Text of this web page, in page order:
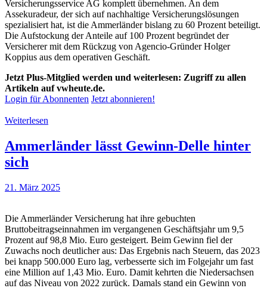
Versicherungsservice AG komplett übernehmen. An dem
Assekuradeur, der sich auf nachhaltige Versicherungslösungen
spezialisiert hat, ist die Ammerländer bislang zu 60 Prozent beteiligt.
Die Aufstockung der Anteile auf 100 Prozent begründet der
Versicherer mit dem Rückzug von Agencio-Gründer Holger
Koppius aus dem operativen Geschäft.
Jetzt Plus-Mitglied werden und weiterlesen: Zugriff zu allen
Artikeln auf vwheute.de.
Login für Abonnenten Jetzt abonnieren!
Weiterlesen
Ammerländer lässt Gewinn-Delle hinter
sich
21. März 2025
Die Ammerländer Versicherung hat ihre gebuchten
Bruttobeitragseinnahmen im vergangenen Geschäftsjahr um 9,5
Prozent auf 98,8 Mio. Euro gesteigert. Beim Gewinn fiel der
Zuwachs noch deutlicher aus: Das Ergebnis nach Steuern, das 2023
bei knapp 500.000 Euro lag, verbesserte sich im Folgejahr um fast
eine Million auf 1,43 Mio. Euro. Damit kehrten die Niedersachsen
auf das Niveau von 2022 zurück. Damals stand ein Gewinn von